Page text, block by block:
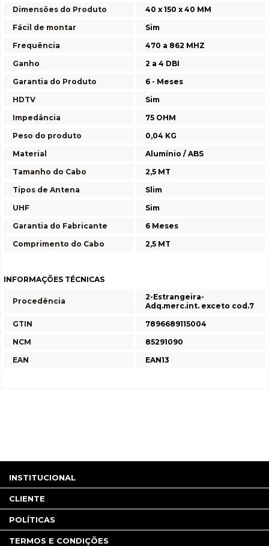
Dimensões do Produto
40 x 150 x 40 MM
Fácil de montar
Sim
Frequência
470 a 862 MHZ
Ganho
2 a 4 DBI
Garantia do Produto
6 - Meses
HDTV
Sim
Impedância
75 OHM
Peso do produto
0,04 KG
Material
Alumínio / ABS
Tamanho do Cabo
2,5 MT
Tipos de Antena
Slim
UHF
Sim
Garantia do Fabricante
6 Meses
Comprimento do Cabo
2,5 MT
INFORMAÇÕES TÉCNICAS
Procedência
2-Estrangeira-
Adq.merc.int. exceto cod.7
GTIN
7896689115004
NCM
85291090
EAN
EAN13
INSTITUCIONAL
CLIENTE
POLÍTICAS
TERMOS E CONDIÇÕES